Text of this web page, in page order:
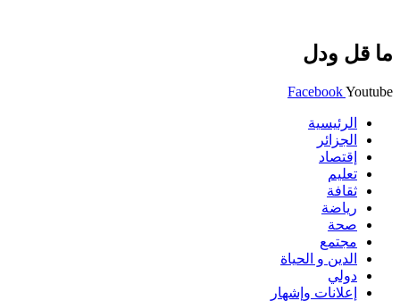
ما قل ودل
FacebookYoutube
الرئيسية
الجزائر
إقتصاد
تعليم
ثقافة
رياضة
صحة
مجتمع
الدين و الحياة
دولي
إعلانات وإشهار